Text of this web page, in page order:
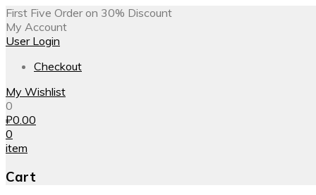
First Five Order on 30% Discount
My Account
User Login
Checkout
My Wishlist
0
₽0.00
0
item
Cart